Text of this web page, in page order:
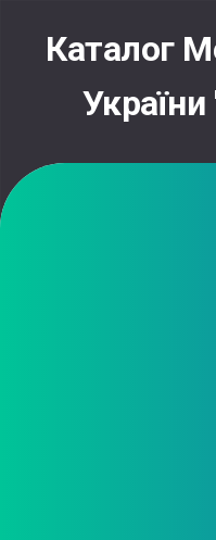
contentКаталог
України